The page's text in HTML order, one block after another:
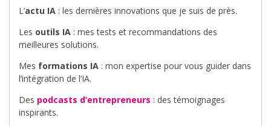
L’actu IA : les dernières innovations que je suis de près.
Les outils IA : mes tests et recommandations des
meilleures solutions.
Mes formations IA : mon expertise pour vous guider dans
l’intégration de l’IA.
Des podcasts d’entrepreneurs : des témoignages
inspirants.